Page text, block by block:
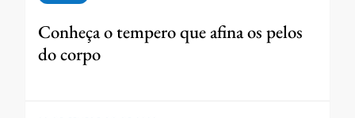
Conheça o tempero que afina os pelos
do corpo